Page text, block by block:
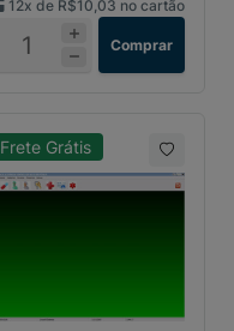
12x de R$10,03 no cartão
Comprar
Frete Grátis